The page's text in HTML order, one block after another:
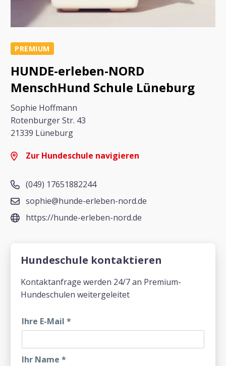
PREMIUM
HUNDE-erleben-NORD
MenschHund Schule Lüneburg
Sophie Hoffmann
Rotenburger Str. 43
21339 Lüneburg
Zur Hundeschule navigieren
(049) 17651882244
sophie@hunde-erleben-nord.de
https://hunde-erleben-nord.de
Hundeschule kontaktieren
Kontaktanfrage werden 24/7 an Premium-
Hundeschulen weitergeleitet
Ihre E-Mail *
Ihr Name *